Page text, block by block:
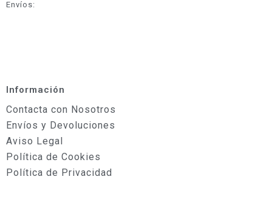
Envíos:
Información
Contacta con Nosotros
Envíos y Devoluciones
Aviso Legal
Política de Cookies
Política de Privacidad